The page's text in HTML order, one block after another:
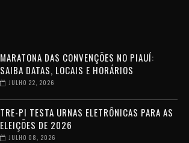
MARATONA DAS CONVENÇÕES NO PIAUÍ:
SAIBA DATAS, LOCAIS E HORÁRIOS
JULHO 22, 2026
TRE-PI TESTA URNAS ELETRÔNICAS PARA AS
ELEIÇÕES DE 2026
JULHO 08, 2026